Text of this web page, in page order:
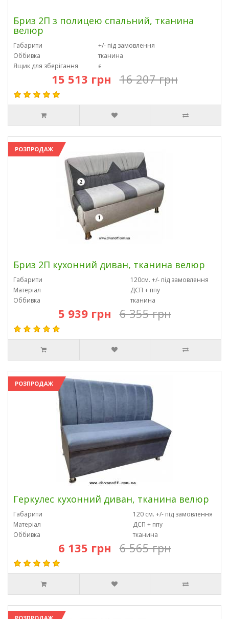
Бриз 2П з полицею спальний, тканина
велюр
Габарити
+/- під замовлення
Оббивка
тканина
Ящик для зберігання
є
15 513 грн 16 207 грн
РОЗПРОДАЖ
Бриз 2П кухонний диван, тканина велюр
Габарити
120см. +/- під замовлення
Матеріал
ДСП + ппу
Оббивка
тканина
5 939 грн 6 355 грн
РОЗПРОДАЖ
Геркулес кухонний диван, тканина велюр
Габарити
120 см. +/- під замовлення
Матеріал
ДСП + ппу
Оббивка
тканина
6 135 грн 6 565 грн